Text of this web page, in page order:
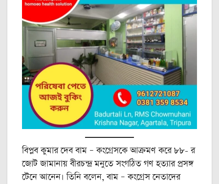
বিপ্লব কুমার দেব বাম – কংগ্রেসকে আক্রমণ করে ৮৮- র
জোট জামানায় বীরচন্দ্র মনুতে সংগঠিত গণ হত্যার প্রসঙ্গ
টেনে আনেন। তিনি বলেন, বাম – কংগ্রেস নেতাদের